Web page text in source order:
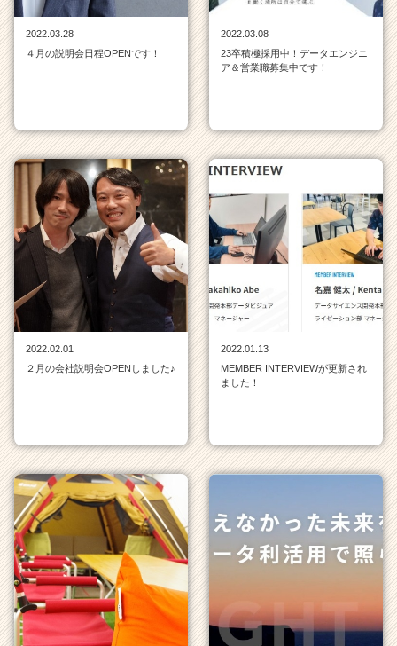
活
チ
ア
キ
リ
ア
（C
h
2022.03.28
４月の説明会日程OPENです！
2022.03.08
23卒積極採用中！データエンジニ
ア＆営業職募集中です！
2022.02.01
２月の会社説明会OPENしました♪
2022.01.13
MEMBER INTERVIEWが更新され
ました！